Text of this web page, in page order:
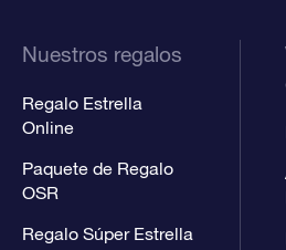
Nuestros regalos
Regalo Estrella
Online
Paquete de Regalo
OSR
Regalo Súper Estrella